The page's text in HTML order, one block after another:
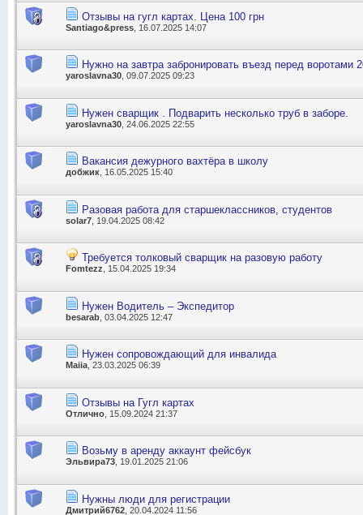
Отзывы на гугл картах. Цена 100 грн
Santiago&press , 16.07.2025 14:07
Нужно на завтра забронировать въезд перед воротами
yaroslavna30, 09.07.2025 09:23
Нужен сварщик . Подварить несколько труб в заборе.
yaroslavna30 , 24.06.2025 22:55
Вакансия дежурного вахтёра в школу
добжик, 16.05.2025 15:40
Разовая работа для старшеклассников, студентов
solar7 , 19.04.2025 08:42
Требуется толковый сварщик на разовую работу
Fomtezz , 15.04.2025 19:34
Нужен Водитель – Экспедитор
besarab , 03.04.2025 12:47
Нужен сопровождающий для инвалида
Maiia , 23.03.2025 06:39
Отзывы на Гугл картах
Отлично , 15.09.2024 21:37
Возьму в аренду аккаунт фейсбук
Эльвира73 , 19.01.2025 21:06
Нужны люди для регистрации
Дмитрий6762 , 20.04.2024 11:56